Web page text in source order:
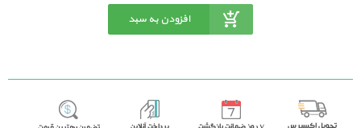
افزودن به سبد